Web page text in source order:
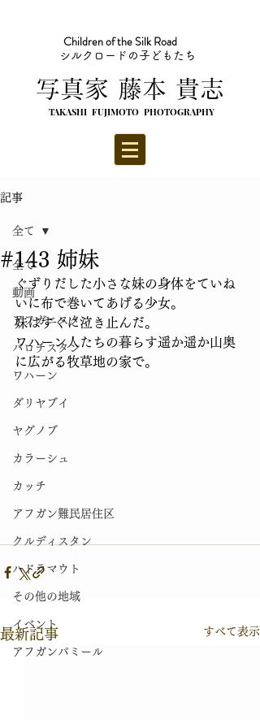
​写真家 藤本 貴志
TAKASHI FUJIMOTO PHOTOGRAPHY
Children of the Silk Road
シルクロードの子どもたち
記事
全て
動画
アフガニスタン
バロチスタン
ワハーン
ダリヤブイ
ヤグノブ
カラーシュ
カッチ
アフガン難民居住区
クルディスタン
ハドラマウト
その他の地域
イベント
アフガンパミール
全て
#143 姉妹
ぐずりだした小さな妹の身体をていね
いに布で巻いてあげる少女。
妹はすぐに泣き止んだ。
ワハーン人たちの暮らす遥か遥か山奥
に広がる牧草地の家で。
最新記事 すべて表示